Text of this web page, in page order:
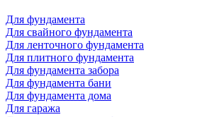
Для фундамента
Для свайного фундамента
Для ленточного фундамента
Для плитного фундамента
Для фундамента забора
Для фундамента бани
Для фундамента дома
Для гаража